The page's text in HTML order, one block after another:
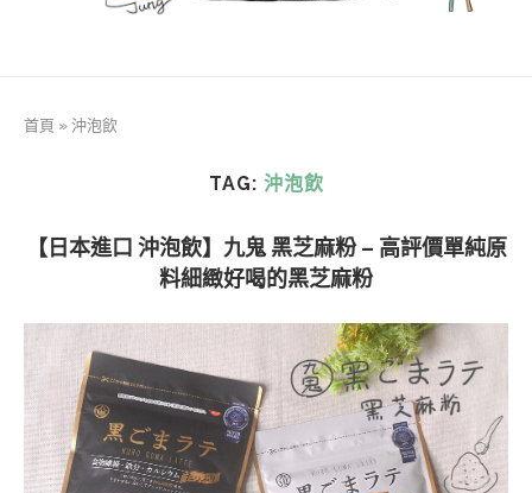
首頁 » 沖泡飲
TAG: 沖泡飲
【日本進口 沖泡飲】九鬼 黑芝麻粉 – 高評價單純原
料細緻好喝的黑芝麻粉